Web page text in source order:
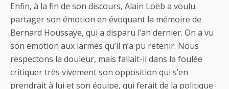
Enfin, à la fin de son discours, Alain Loëb a voulu
partager son émotion en évoquant la mémoire de
Bernard Houssaye, qui a disparu l’an dernier. On a vu
son émotion aux larmes qu’il n’a pu retenir. Nous
respectons la douleur, mais fallait-il dans la foulée
critiquer très vivement son opposition qui s’en
prendrait à lui et son équipe, qui ferait de la politique